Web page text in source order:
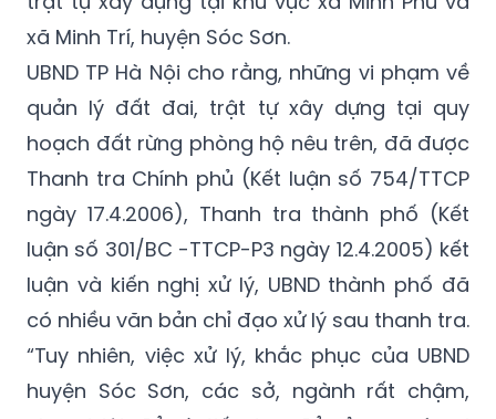
UBND TP Hà Nội cho rằng, những vi phạm về
quản lý đất đai, trật tự xây dựng tại quy
hoạch đất rừng phòng hộ nêu trên, đã được
Thanh tra Chính phủ (Kết luận số 754/TTCP
ngày 17.4.2006), Thanh tra thành phố (Kết
luận số 301/BC -TTCP-P3 ngày 12.4.2005) kết
luận và kiến nghị xử lý, UBND thành phố đã
có nhiều văn bản chỉ đạo xử lý sau thanh tra.
“Tuy nhiên, việc xử lý, khắc phục của UBND
huyện Sóc Sơn, các sở, ngành rất chậm,
chưa triệt để và tiếp tục để xảy ra các vi
phạm”, Công văn nêu.